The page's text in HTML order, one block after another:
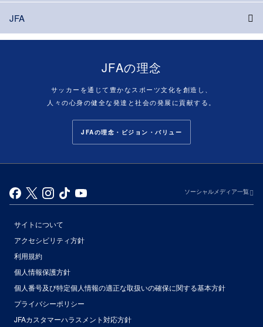
JFA
JFAの理念
サッカーを通じて豊かなスポーツ文化を創造し、
人々の心身の健全な発達と社会の発展に貢献する。
JFAの理念・ビジョン・バリュー
ソーシャルメディア一覧
サイトについて
アクセシビリティ方針
利用規約
個人情報保護方針
個人番号及び特定個人情報の適正な取扱いの確保に関する基本方針
プライバシーポリシー
JFAカスタマーハラスメント対応方針